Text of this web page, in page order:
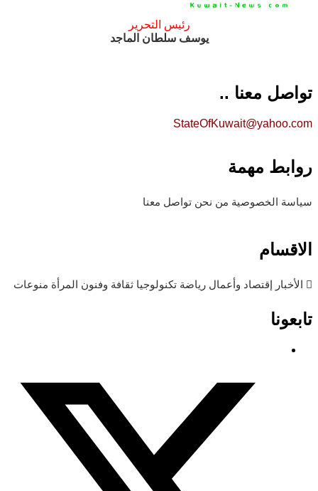
رئيس التحرير
يوسف سلطان الماجد
تواصل معنا ..
StateOfKuwait@yahoo.com
روابط مهمة
سياسة الخصوصية من نحن تواصل معنا
الاقسام
الأخبار إقتصاد وأعمال رياضة تكنولوجيا ثقافة وفنون المرأة منوعات
تابعونا